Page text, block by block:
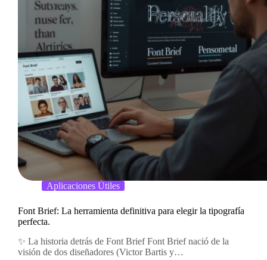
Aplicaciones Útiles
Font Brief: La herramienta definitiva para elegir la tipografía
perfecta.
✨ La historia detrás de Font Brief Font Brief nació de la
visión de dos diseñadores (Victor Bartis y…